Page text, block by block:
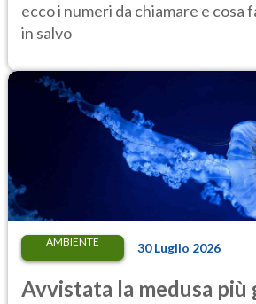
ecco i numeri da chiamare e cosa
in salvo
AMBIENTE 30 Luglio 2026
Avvistata la medusa più